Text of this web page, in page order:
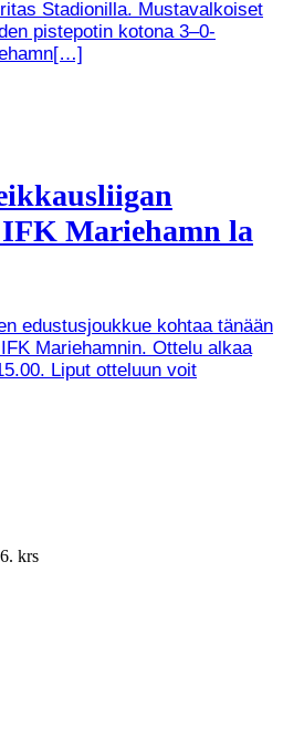
Stadionilla. Mustavalkoiset
pistepotin kotona 3–0-
Mariehamn la
edustusjoukkue kohtaa tänään
Mariehamnin. Ottelu alkaa
Liput otteluun voit
krs